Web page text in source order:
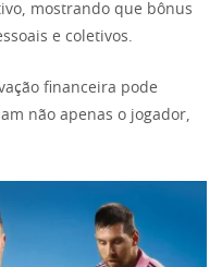
mostrando que bônus
e coletivos.
financeira pode
não apenas o jogador,